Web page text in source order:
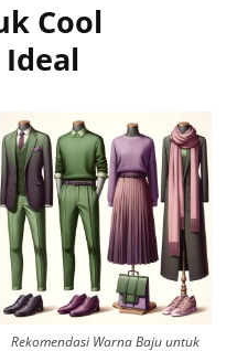
Cool
Rekomendasi Warna Baju untuk